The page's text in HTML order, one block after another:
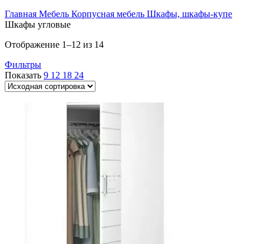
Главная Мебель Корпусная мебель Шкафы, шкафы-купе
Шкафы угловые
Отображение 1–12 из 14
Фильтры
Показать 9 12 18 24